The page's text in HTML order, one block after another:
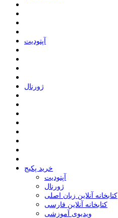
ﺁﭘﺘﻮﺩﯾﺖ
ﮊﻭﺭﻧﺎﻝ
خرید پکیج
ﺁﭘﺘﻮﺩﯾﺖ
ﮊﻭﺭﻧﺎﻝ
کتابخانه آنلاین زبان اصلی
کتابخانه آنلاین فارسی
ویدیوی آموزشی